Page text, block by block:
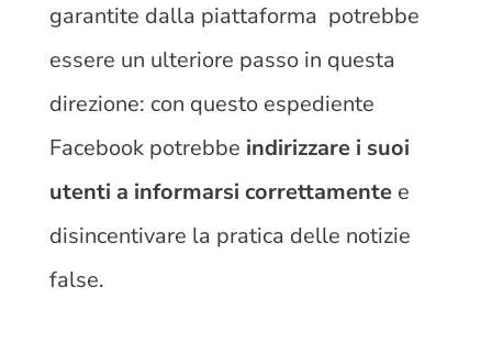
garantite dalla piattaforma potrebbe
essere un ulteriore passo in questa
direzione: con questo espediente
Facebook potrebbe indirizzare i suoi
utenti a informarsi correttamente e
disincentivare la pratica delle notizie
false.